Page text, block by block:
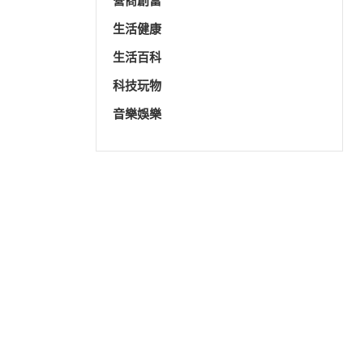
生活健康
生活百科
科技玩物
音樂娛樂